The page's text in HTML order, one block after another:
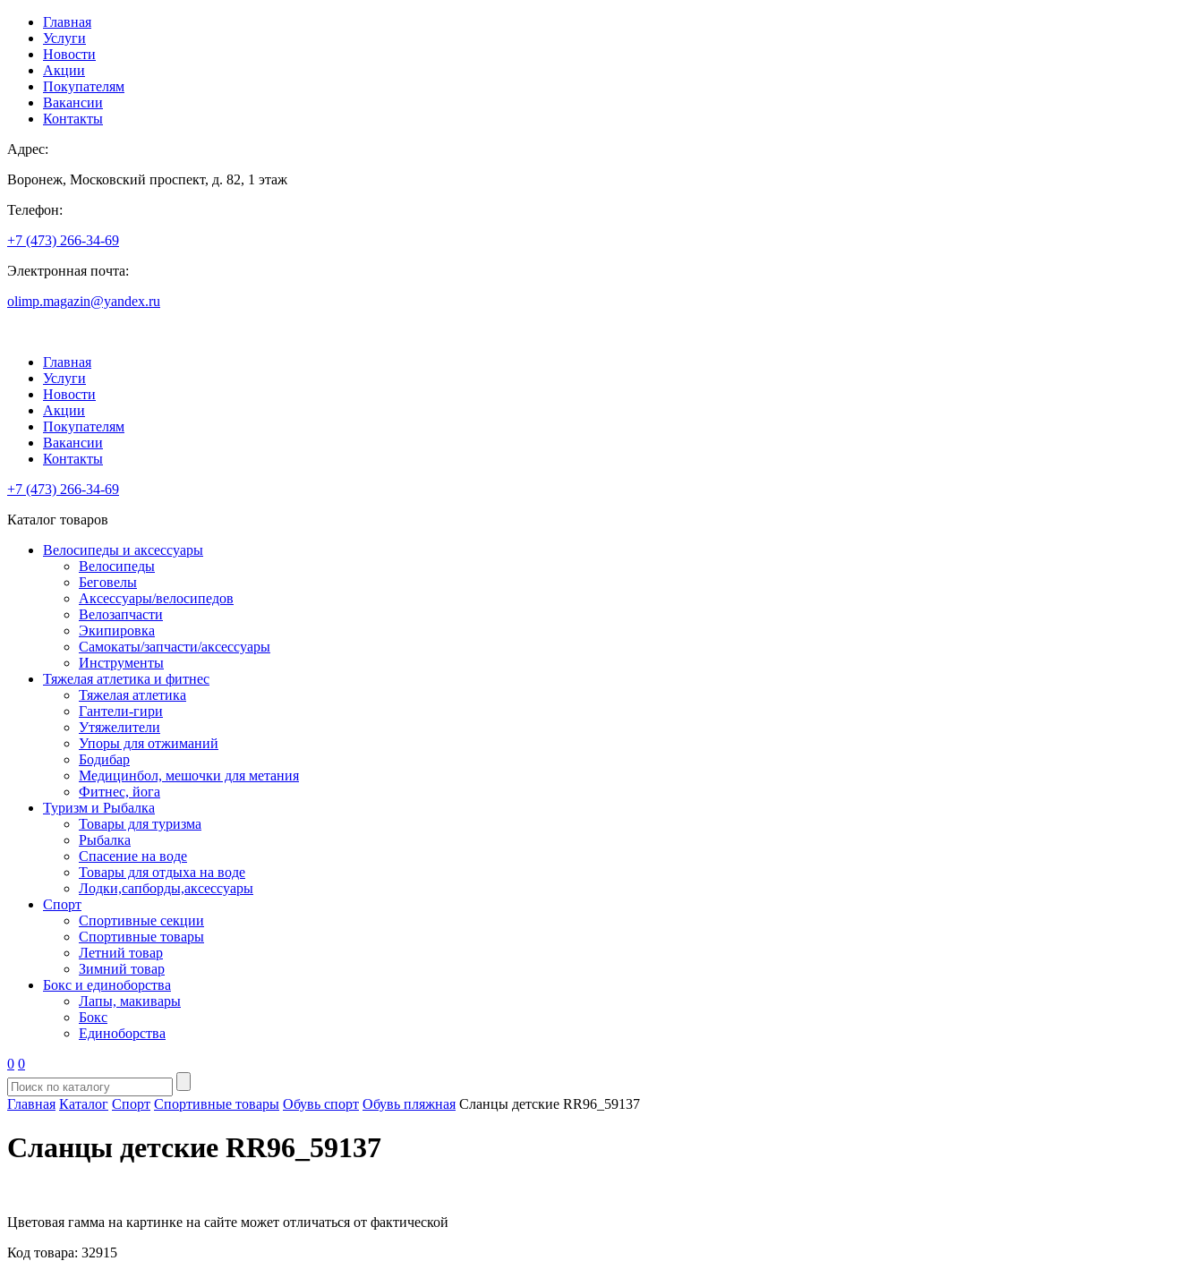
Главная
Услуги
Новости
Акции
Покупателям
Вакансии
Контакты
Адрес:
Воронеж, Московский проспект, д. 82, 1 этаж
Телефон:
+7 (473) 266-34-69
Электронная почта:
olimp.magazin@yandex.ru
Главная
Услуги
Новости
Акции
Покупателям
Вакансии
Контакты
+7 (473) 266-34-69
Каталог товаров
Велосипеды и аксессуары
Велосипеды
Беговелы
Аксессуары/велосипедов
Велозапчасти
Экипировка
Самокаты/запчасти/аксессуары
Инструменты
Тяжелая атлетика и фитнес
Тяжелая атлетика
Гантели-гири
Утяжелители
Упоры для отжиманий
Бодибар
Медицинбол, мешочки для метания
Фитнес, йога
Туризм и Рыбалка
Товары для туризма
Рыбалка
Спасение на воде
Товары для отдыха на воде
Лодки,сапборды,аксессуары
Спорт
Спортивные секции
Спортивные товары
Летний товар
Зимний товар
Бокс и единоборства
Лапы, макивары
Бокс
Единоборства
0 0
Главная Каталог Спорт Спортивные товары Обувь спорт Обувь пляжная Сланцы детские RR96_59137
Сланцы детские RR96_59137
Цветовая гамма на картинке на сайте может отличаться от фактической
Код товара: 32915